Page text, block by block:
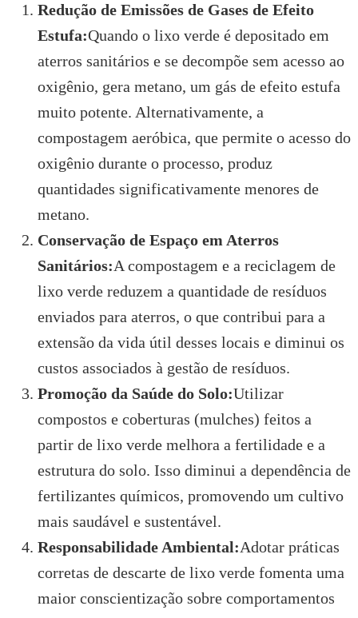
Redução de Emissões de Gases de Efeito
Estufa:Quando o lixo verde é depositado em
aterros sanitários e se decompõe sem acesso ao
oxigênio, gera metano, um gás de efeito estufa
muito potente. Alternativamente, a
compostagem aeróbica, que permite o acesso do
oxigênio durante o processo, produz
quantidades significativamente menores de
metano.
Conservação de Espaço em Aterros
Sanitários:A compostagem e a reciclagem de
lixo verde reduzem a quantidade de resíduos
enviados para aterros, o que contribui para a
extensão da vida útil desses locais e diminui os
custos associados à gestão de resíduos.
Promoção da Saúde do Solo:Utilizar
compostos e coberturas (mulches) feitos a
partir de lixo verde melhora a fertilidade e a
estrutura do solo. Isso diminui a dependência de
fertilizantes químicos, promovendo um cultivo
mais saudável e sustentável.
Responsabilidade Ambiental:Adotar práticas
corretas de descarte de lixo verde fomenta uma
maior conscientização sobre comportamentos